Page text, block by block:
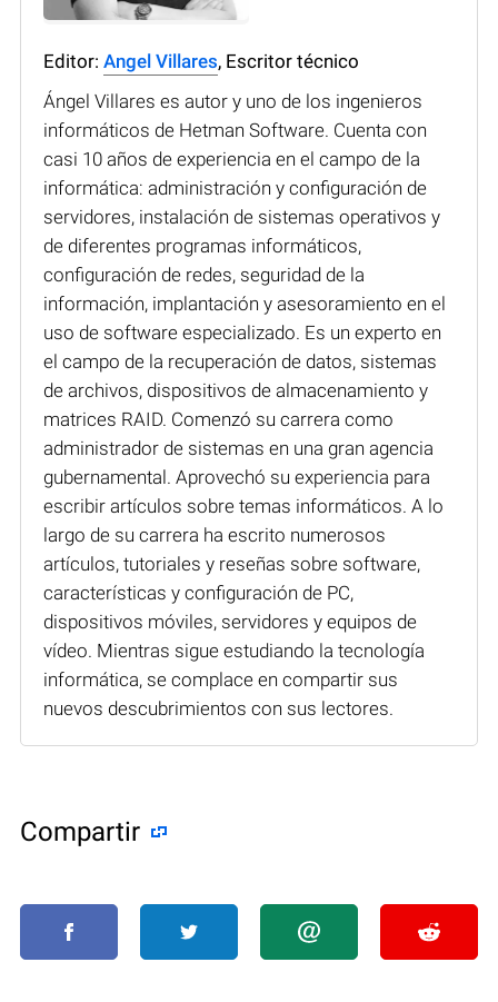
Editor: Angel Villares, Escritor técnico
Ángel Villares es autor y uno de los ingenieros
informáticos de Hetman Software. Cuenta con
casi 10 años de experiencia en el campo de la
informática: administración y configuración de
servidores, instalación de sistemas operativos y
de diferentes programas informáticos,
configuración de redes, seguridad de la
información, implantación y asesoramiento en el
uso de software especializado. Es un experto en
el campo de la recuperación de datos, sistemas
de archivos, dispositivos de almacenamiento y
matrices RAID. Comenzó su carrera como
administrador de sistemas en una gran agencia
gubernamental. Aprovechó su experiencia para
escribir artículos sobre temas informáticos. A lo
largo de su carrera ha escrito numerosos
artículos, tutoriales y reseñas sobre software,
características y configuración de PC,
dispositivos móviles, servidores y equipos de
vídeo. Mientras sigue estudiando la tecnología
informática, se complace en compartir sus
nuevos descubrimientos con sus lectores.
Compartir